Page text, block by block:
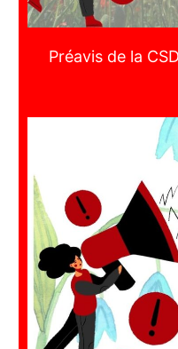
Préavis de la